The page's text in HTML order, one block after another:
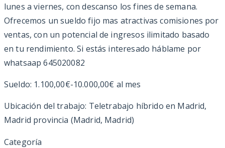
lunes a viernes, con descanso los fines de semana.
Ofrecemos un sueldo fijo mas atractivas comisiones por
ventas, con un potencial de ingresos ilimitado basado
en tu rendimiento. Si estás interesado háblame por
whatsaap 645020082
Sueldo: 1.100,00€-10.000,00€ al mes
Ubicación del trabajo: Teletrabajo híbrido en Madrid,
Madrid provincia (Madrid, Madrid)
Categoría